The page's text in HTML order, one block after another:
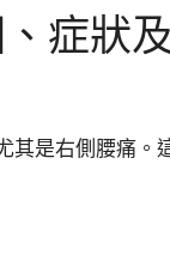
症狀
是右側腰痛。